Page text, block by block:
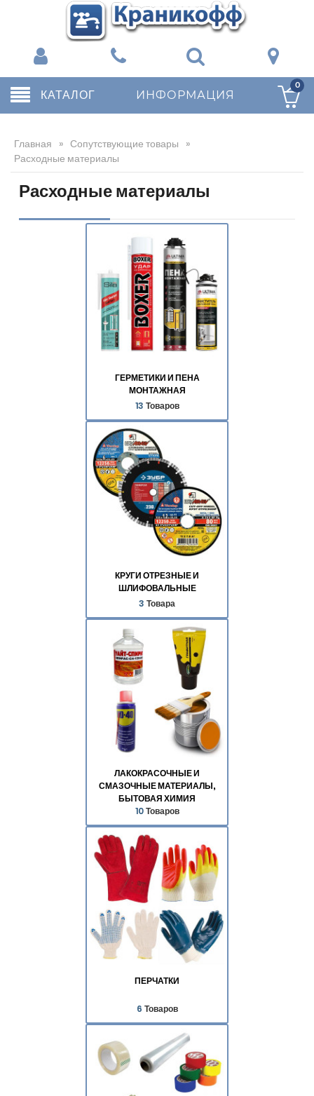
КАТАЛОГ ИНФОРМАЦИЯ
0
Главная » Сопутствующие товары »
Расходные материалы
Расходные материалы
ГЕРМЕТИКИ И ПЕНА
МОНТАЖНАЯ
13 Товаров
КРУГИ ОТРЕЗНЫЕ И
ШЛИФОВАЛЬНЫЕ
3 Товара
ЛАКОКРАСОЧНЫЕ И
СМАЗОЧНЫЕ МАТЕРИАЛЫ,
БЫТОВАЯ ХИМИЯ
10Товаров
ПЕРЧАТКИ
6 Товаров